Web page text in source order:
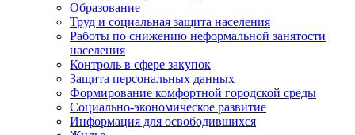
Образование
Труд и социальная защита населения
Работы по снижению неформальной занятости
населения
Контроль в сфере закупок
Защита персональных данных
Формирование комфортной городской среды
Социально-экономическое развитие
Информация для освободившихся